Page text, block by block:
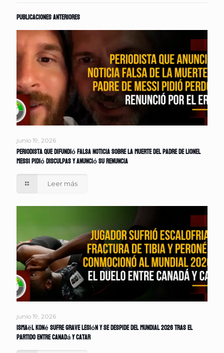
Publicaciones anteriores
junio 19, 2026
Periodista que difundió falsa noticia sobre la muerte del padre de Lionel
Messi pidió disculpas y anunció su renuncia
Leer más
junio 19, 2026
Ismaël Koné sufre grave lesión y se despide del Mundial 2026 tras el
partido entre Canadá y Catar